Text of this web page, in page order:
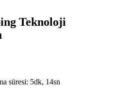
Teknoloji
süresi: 5dk, 14sn